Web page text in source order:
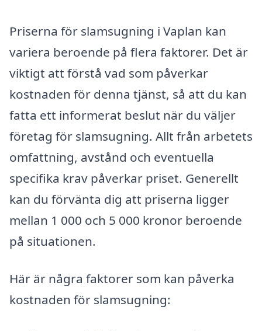
Priserna för slamsugning i Vaplan kan
variera beroende på flera faktorer. Det är
viktigt att förstå vad som påverkar
kostnaden för denna tjänst, så att du kan
fatta ett informerat beslut när du väljer
företag för slamsugning. Allt från arbetets
omfattning, avstånd och eventuella
specifika krav påverkar priset. Generellt
kan du förvänta dig att priserna ligger
mellan 1 000 och 5 000 kronor beroende
på situationen.
Här är några faktorer som kan påverka
kostnaden för slamsugning: